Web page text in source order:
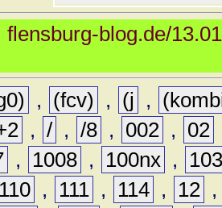
flensburg-blog.de/
, (fcv) , (j ,
, / , /8 , 002 , 02
, 1008 , 100nx ,
110 , 111 , 114 , 12